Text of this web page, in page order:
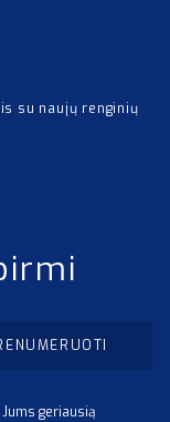
su naujų renginių
geriausią